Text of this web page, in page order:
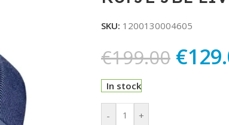
SKU: 1200130004605
€199.00 €
In stock
- +
Alternative: